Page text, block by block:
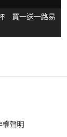
買一送一路易
權聲明